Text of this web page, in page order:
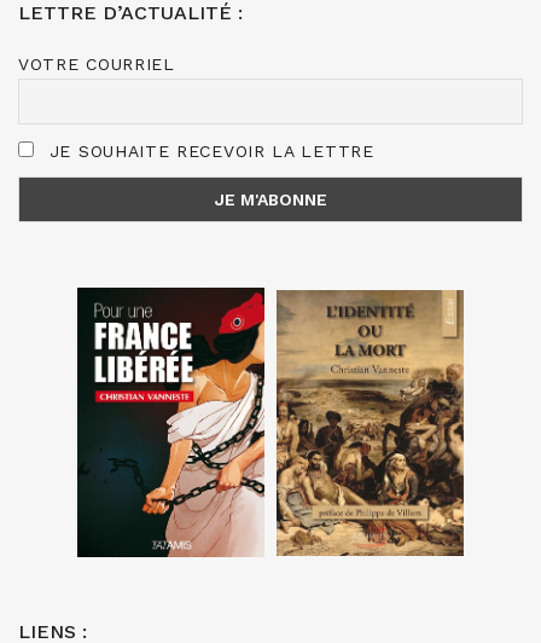
LETTRE D’ACTUALITÉ :
VOTRE COURRIEL
JE SOUHAITE RECEVOIR LA LETTRE
LIENS :